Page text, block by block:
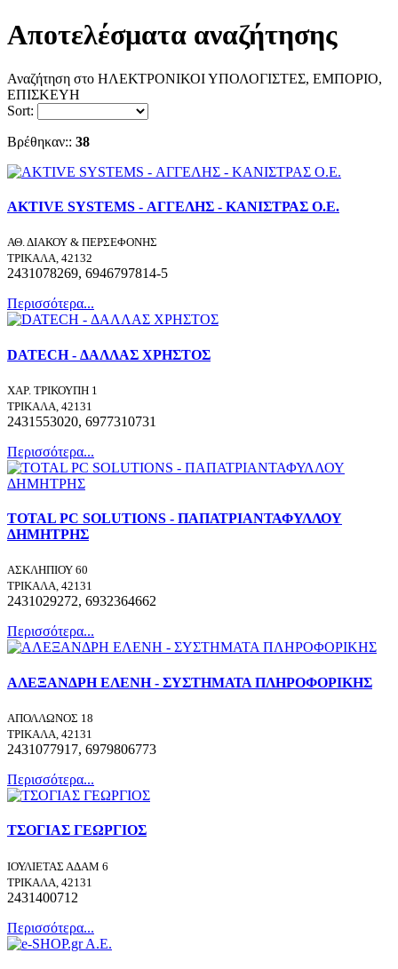
Αποτελέσματα αναζήτησης
Αναζήτηση στο ΗΛΕΚΤΡΟΝΙΚΟΙ ΥΠΟΛΟΓΙΣΤΕΣ, ΕΜΠΟΡΙΟ,
ΕΠΙΣΚΕΥΗ
Sort:
Βρέθηκαν:: 38
AKTIVE SYSTEMS - ΑΓΓΕΛΗΣ - ΚΑΝΙΣΤΡΑΣ Ο.Ε.
ΑΘ. ΔΙΑΚΟΥ & ΠΕΡΣΕΦΟΝΗΣ
ΤΡΙΚΑΛΑ, 42132
2431078269, 6946797814-5
Περισσότερα...
DATECH - ΔΑΛΛΑΣ ΧΡΗΣΤΟΣ
ΧΑΡ. ΤΡΙΚΟΥΠΗ 1
ΤΡΙΚΑΛΑ, 42131
2431553020, 6977310731
Περισσότερα...
TOTAL PC SOLUTIONS - ΠΑΠΑΤΡΙΑΝΤΑΦΥΛΛΟΥ
ΔΗΜΗΤΡΗΣ
ΑΣΚΛΗΠΙΟΥ 60
ΤΡΙΚΑΛΑ, 42131
2431029272, 6932364662
Περισσότερα...
ΑΛΕΞΑΝΔΡΗ ΕΛΕΝΗ - ΣΥΣΤΗΜΑΤΑ ΠΛΗΡΟΦΟΡΙΚΗΣ
ΑΠΟΛΛΩΝΟΣ 18
ΤΡΙΚΑΛΑ, 42131
2431077917, 6979806773
Περισσότερα...
ΤΣΟΓΙΑΣ ΓΕΩΡΓΙΟΣ
ΙΟΥΛΙΕΤΑΣ ΑΔΑΜ 6
ΤΡΙΚΑΛΑ, 42131
2431400712
Περισσότερα...